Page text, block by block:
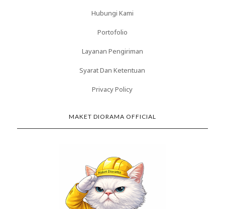
Hubungi Kami
Portofolio
Layanan Pengiriman
Syarat Dan Ketentuan
Privacy Policy
MAKET DIORAMA OFFICIAL